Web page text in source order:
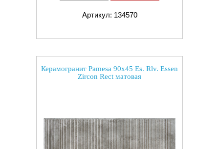
Артикул: 134570
Керамогранит Pamesa 90x45 Es. Rlv. Essen
Zircon Rect матовая